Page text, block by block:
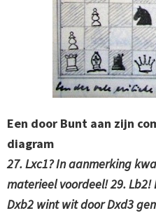
Een door Bunt aan zijn
diagram
27. Lxc1? In aanmerking
materieel voordeel! 29.
Dxb2 wint wit door Dxd3